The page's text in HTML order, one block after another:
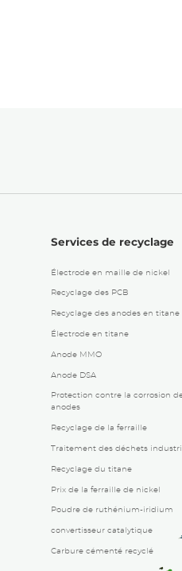
Services de recyclage
Électrode en maille de nickel
Recyclage des PCB
Recyclage des anodes en titane
Électrode en titane
Anode MMO
Anode DSA
Protection contre la corrosion
anodes
Recyclage de la ferraille
Traitement des déchets
Recyclage du titane
Prix ​​de la ferraille de nickel
Poudre de ruthénium-iridium
convertisseur catalytique
Carbure cémenté recyclé